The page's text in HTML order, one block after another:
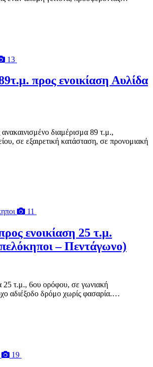
13
προς ενοικίαση Αυλίδα
διαμέρισμα 89 τ.μ.,
σε εξαιρετική κατάσταση, σε προνομιακή
11
ενοικίαση 25 τ.μ.
– Πεντάγωνο)
25 τ.μ., 6ου ορόφου, σε γωνιακή
αδιέξοδο δρόμο χωρίς φασαρία.…
19